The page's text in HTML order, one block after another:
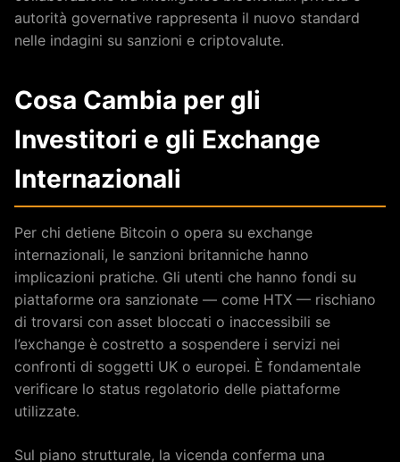
autorità governative rappresenta il nuovo standard
nelle indagini su sanzioni e criptovalute.
Cosa Cambia per gli
Investitori e gli Exchange
Internazionali
Per chi detiene Bitcoin o opera su exchange
internazionali, le sanzioni britanniche hanno
implicazioni pratiche. Gli utenti che hanno fondi su
piattaforme ora sanzionate — come HTX — rischiano
di trovarsi con asset bloccati o inaccessibili se
l’exchange è costretto a sospendere i servizi nei
confronti di soggetti UK o europei. È fondamentale
verificare lo status regolatorio delle piattaforme
utilizzate.
Sul piano strutturale, la vicenda conferma una